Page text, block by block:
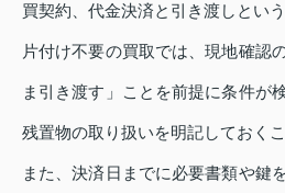
買契約、代金決済と引き渡しとい
片付け不要の買取では、現地確認
ま引き渡す」ことを前提に条件が
残置物の取り扱いを明記しておく
また、決済日までに必要書類や鍵